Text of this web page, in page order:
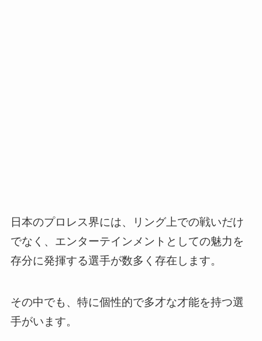
日本のプロレス界には、リング上での戦いだけ
でなく、エンターテインメントとしての魅力を
存分に発揮する選手が数多く存在します。
その中でも、特に個性的で多才な才能を持つ選
手がいます。